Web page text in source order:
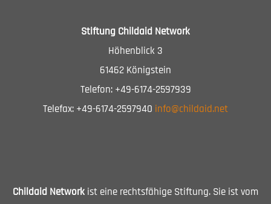
Stiftung Childaid Network
Höhenblick 3
61462 Königstein
Telefon: +49-6174-2597939
Telefax: +49-6174-2597940 info@childaid.net
Childaid Network ist eine rechtsfähige Stiftung. Sie ist vom